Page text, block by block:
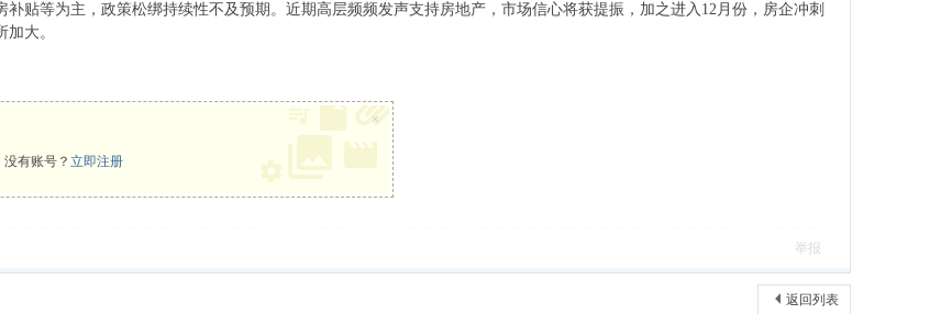
补贴等为主，政策松绑持续性不及预期。近期高层频频发声支持房地产，市场信心将获提振，加之进入12月份，房企冲刺
大。
有账号？ 立即注册
×
举报
返回列表